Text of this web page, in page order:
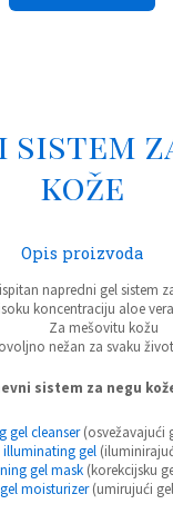
sistem
kože
Opis proizvoda
napredni gel sistem
koncentraciju aloe
Za mešovitu kožu
nežan za svaku
sistem za negu
gel cleanser(osvežavajući
illuminating gel
gel mask(korekcijsku
moisturizer(umirujući